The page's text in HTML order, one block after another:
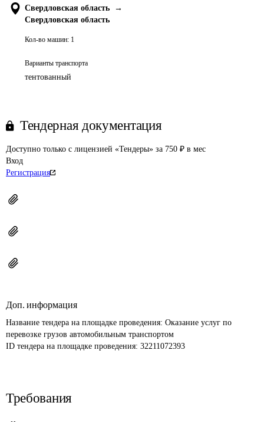
Свердловская область
→
Свердловская область
Кол-во машин: 1
Варианты транспорта
тентованный
Тендерная документация
Доступно только с лицензией «Тендеры» за 750 ₽ в мес
Вход
Регистрация
Доп. информация
Название тендера на площадке проведения: Оказание услуг по
перевозке грузов автомобильным транспортом
ID тендера на площадке проведения: 32211072393
Требования